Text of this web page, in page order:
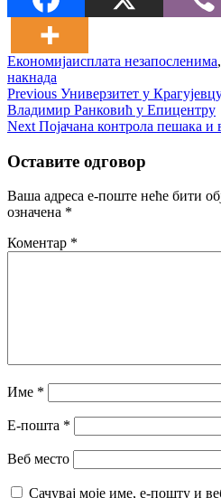
Економијаисплата незапосленима,
накнада
Кретање
чланка
Previous Previous
post:
Универзитет у
Владимир Ранковић у Епицентру
Next Next
Појачана контрола пешака и
Оставите одговор
Ваша адреса е-поште неће бити
означена *
Коментар *
Име *
Е-пошта *
Веб место
Сачувај моје име, е-пошту и